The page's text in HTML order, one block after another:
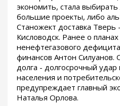
экономить, стала
большие проекты, либо
Станожект доставка Тверь
Кисловодск. Ранее о
ненефтегазового
финансов Антон Силуанов.
долга - долгосрочный
населения и
предупреждает главный
Наталья Орлова.